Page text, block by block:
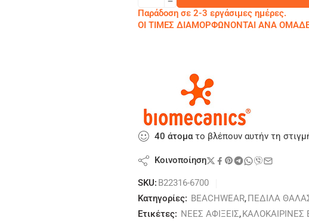
Παράδοση σε 2-3 εργάσιμες ημέρες.
ΟΙ ΤΙΜΕΣ ΔΙΑΜΟΡΦΩΝΟΝΤΑΙ ΑΝΑ
40 άτοματο βλέπουν αυτήν τη
Κοινοποίηση
SKU: B22316-6700
Κατηγορίες: BEACHWEAR, ΠΕΔΙΛΑ
Ετικέτες: ΝΕΕΣ ΑΦΙΞΕΙΣ, ΚΑΛΟΚΑΙΡΙΝΕΣ